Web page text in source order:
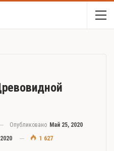
Опубликовано Май 25, 2020
1 627